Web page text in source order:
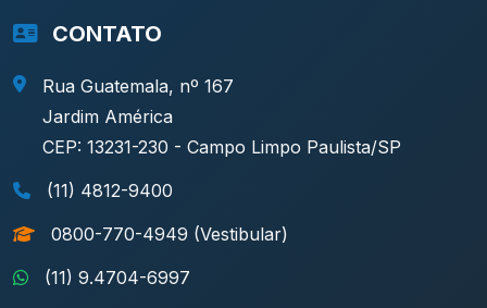
CONTATO
Rua Guatemala, nº 167
Jardim América
CEP: 13231-230 - Campo Limpo Paulista/SP
(11) 4812-9400
0800-770-4949 (Vestibular)
(11) 9.4704-6997